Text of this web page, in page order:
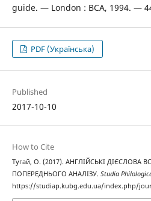
guide. — London : BCA, 1994. —
PDF (Українська)
Published
2017-10-10
How to Cite
Тугай, О. (2017). АНГЛІЙСЬКІ ДІЄСЛОВА
ПОПЕРЕДНЬОГО АНАЛІЗУ. Studia
https://studiap.kubg.edu.ua/index.php/